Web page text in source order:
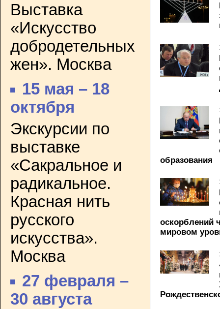
Выставка
«Искусство
добродетельных
жен». Москва
15 мая – 18
октября
Экскурсии по
выставке
«Сакральное и
радикальное.
Красная нить
русского
искусства».
Москва
27 февраля –
30 августа
образования
оскорблений
мировом